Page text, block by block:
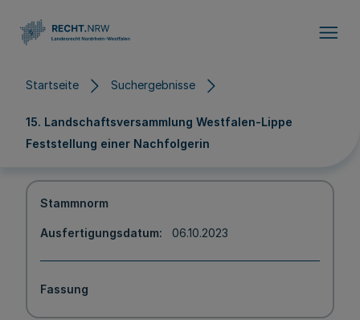
Startseite Suchergebnisse
15. Landschaftsversammlung Westfalen-Lippe
Feststellung einer Nachfolgerin
Stammnorm
Ausfertigungsdatum 06.10.2023
Fassung